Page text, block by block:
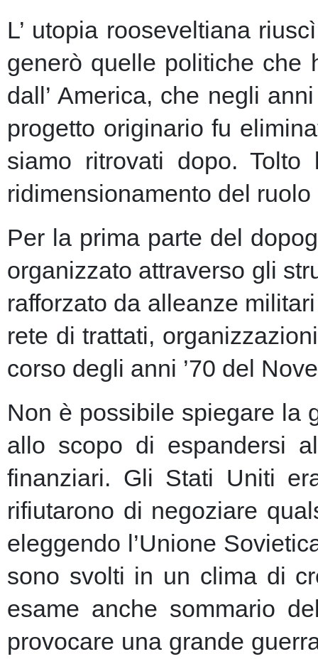
L’ utopia rooseveltiana
generò quelle politiche che
dall’ America, che negli
progetto originario fu
siamo ritrovati dopo.
ridimensionamento del
Per la prima parte del
organizzato attraverso gli
rafforzato da alleanze
rete di trattati,
corso degli anni ’70 del
Non è possibile spiegare la
allo scopo di espandersi
finanziari. Gli Stati Uniti
rifiutarono di negoziare
eleggendo l’Unione
sono svolti in un clima di
esame anche sommario
provocare una grande